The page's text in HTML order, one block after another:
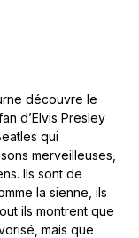
découvre le
d’Elvis Presley
qui
merveilleuses,
Ils sont de
la sienne, ils
ils montrent que
mais que